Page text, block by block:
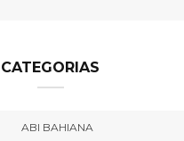
CATEGORIAS
ABI BAHIANA